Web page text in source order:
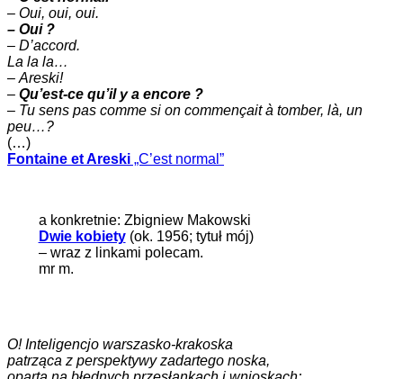
– Oui, oui, oui.
– Oui ?
– D’accord.
La la la…
– Areski!
– Qu’est-ce qu’il y a encore ?
– Tu sens pas comme si on commençait à tomber, là, un
peu…?
(…)
Fontaine et Areski „C’est normal”
a konkretnie: Zbigniew Makowski
Dwie kobiety(ok. 1956; tytuł mój)
– wraz z linkami polecam.
mr m.
O! Inteligencjo warszasko-krakoska
patrząca z perspektywy zadartego noska,